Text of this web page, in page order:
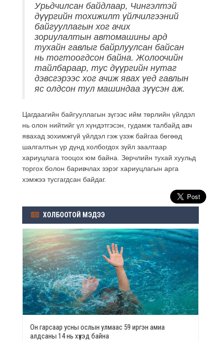
Урьдчилсан байдлаар, Чингэлтэй
дүүргийн тохижилт үйлчилгээний
байгууллагын хог ачих
зориулалтын автомашины ард
тухайн гавлыг байрлуулсан байсан
нь тогтоогдсон байна. Жолоочийн
тайлбараар, тус дүүргийн нутаг
дэвсгэрээс хог ачиж явах үед гавлын
яс олдсон тул машиндаа зүүсэн аж.
Цагдаагийн байгууллагын зүгээс ийм төрлийн үйлдэл
нь олон нийтийг үл хүндэтгэсэн, гудамж талбайд авч
явахад зохимжгүй үйлдэл гэж үзэж байгаа бөгөөд
шалгалтын үр дүнд холбогдох зүйл заалтаар
хариуцлага тооцох юм байна. Зөрчлийн тухай хуульд
торгох болон баривчлах зэрэг хариуцлагын арга
хэмжээ тусгагдсан байдаг.
ХОЛБООТОЙ МЭДЭЭ
Он гарсаар усны ослын улмаас 59 иргэн амиа
алдсаны 14 нь хүүхэд байна